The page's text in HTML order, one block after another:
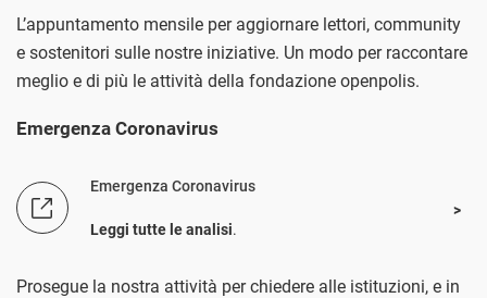
L’appuntamento mensile per aggiornare lettori, community
e sostenitori sulle nostre iniziative. Un modo per raccontare
meglio e di più le attività della fondazione openpolis.
Emergenza Coronavirus
Emergenza Coronavirus
Leggi tutte le analisi.
Prosegue la nostra attività per chiedere alle istituzioni, e in